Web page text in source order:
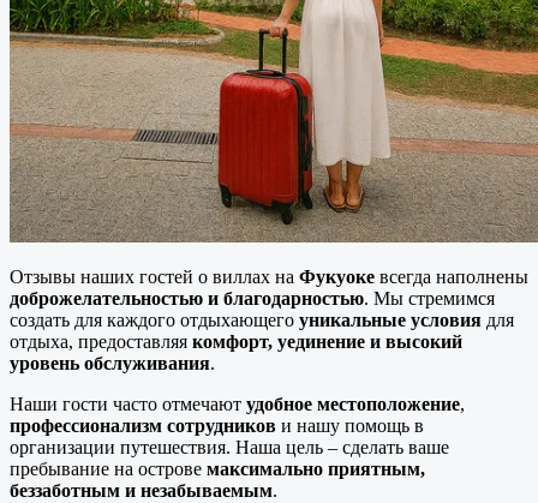
Отзывы наших гостей о виллах на Фукуоке всегда наполнены
доброжелательностью и благодарностью. Мы стремимся
создать для каждого отдыхающего уникальные условия для
отдыха, предоставляя комфорт, уединение и высокий
уровень обслуживания.
Наши гости часто отмечают удобное местоположение,
профессионализм сотрудников и нашу помощь в
организации путешествия. Наша цель – сделать ваше
пребывание на острове максимально приятным,
беззаботным и незабываемым.